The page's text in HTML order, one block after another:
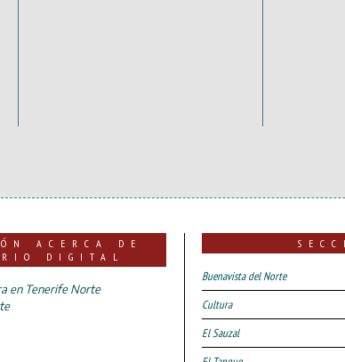
ACERCA DE
DIGITAL
en Tenerife Norte
Buenavista del Norte
Cultura
El Sauzal